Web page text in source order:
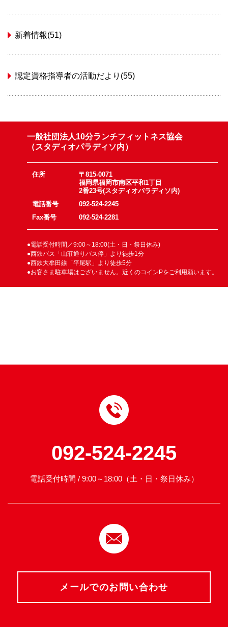
新着情報(51)
認定資格指導者の活動だより(55)
一般社団法人10分ランチフィットネス協会
（スタディオパラディソ内）
住所
〒815-0071
福岡県福岡市南区平和1丁目
2番23号(スタディオパラディソ内)
電話番号
092-524-2245
Fax番号
092-524-2281
●電話受付時間／9:00～18:00(土・日・祭日休み)
●西鉄バス「山荘通りバス停」より徒歩1分
●西鉄大牟田線「平尾駅」より徒歩5分
●お客さま駐車場はございません。近くのコインPをご利用願います。
092-524-2245
電話受付時間 / 9:00～18:00（土・日・祭日休み）
メールでのお問い合わせ